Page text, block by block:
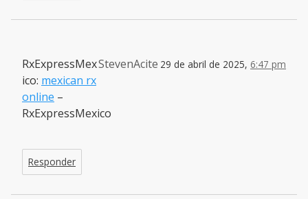
StevenAcite 29 de abril de 2025, 6:47 pm
RxExpressMex
ico: mexican rx
online –
RxExpressMexico
Responder